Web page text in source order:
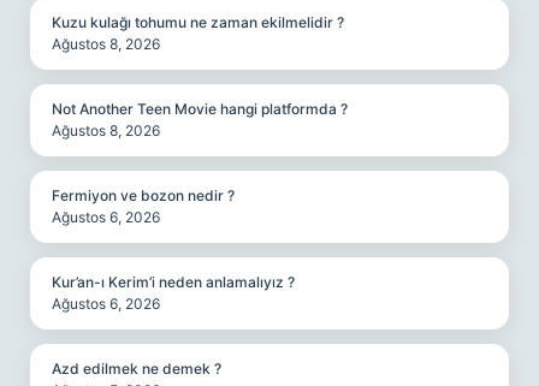
Kuzu kulağı tohumu ne zaman ekilmelidir ?
Ağustos 8, 2026
Not Another Teen Movie hangi platformda ?
Ağustos 8, 2026
Fermiyon ve bozon nedir ?
Ağustos 6, 2026
Kur’an-ı Kerim’i neden anlamalıyız ?
Ağustos 6, 2026
Azd edilmek ne demek ?